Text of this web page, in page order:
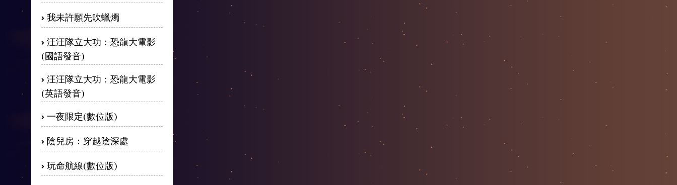
我未許願先吹蠟燭
汪汪隊立大功：恐龍大電影
(國語發音)
汪汪隊立大功：恐龍大電影
(英語發音)
一夜限定(數位版)
陰兒房：穿越陰深處
玩命航線(數位版)